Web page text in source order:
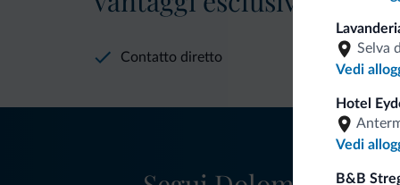
Selva
Vedi
Hotel
Vedi
B&B
Contatto diretto